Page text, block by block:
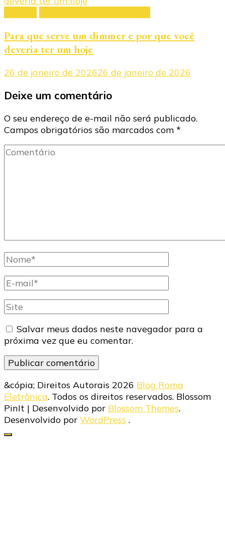
Para que serve um dimmer e por que você
deveria ter um hoje
26 de janeiro de 202626 de janeiro de 2026
Deixe um comentário
O seu endereço de e-mail não será publicado.
Campos obrigatórios são marcados com *
Comentário
Nome
completo
E-
mail
Site
Salvar meus dados neste navegador para a
próxima vez que eu comentar.
&cópia; Direitos Autorais 2026 Blog Roma
Eletrônica. Todos os direitos reservados. Blossom
PinIt | Desenvolvido por Blossom Themes.
Desenvolvido por WordPress .